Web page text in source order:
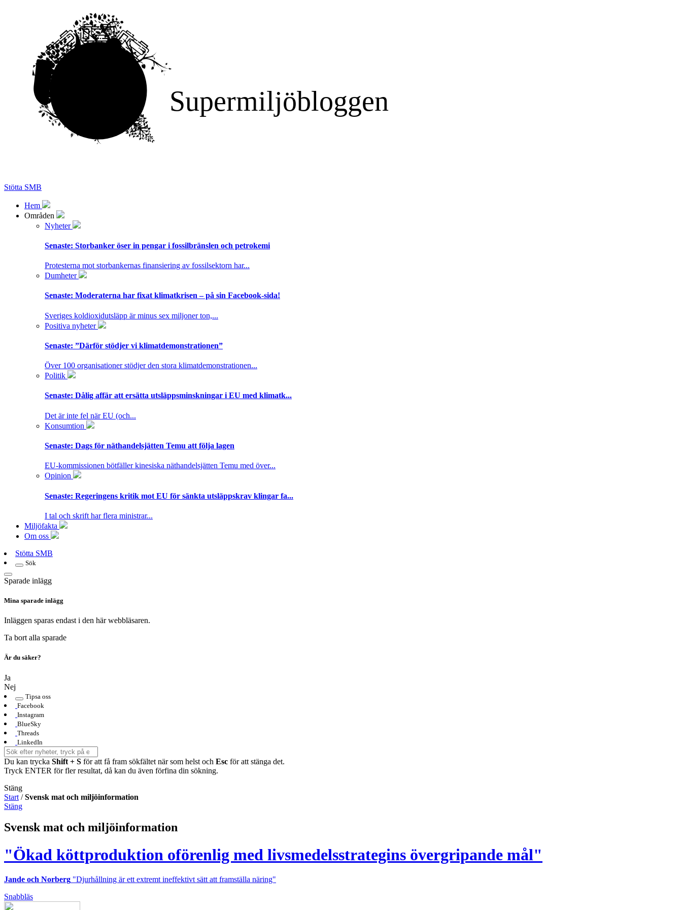
Supermiljöbloggen
Stötta SMB
Hem
Områden
Nyheter
Senaste: Storbanker öser in pengar i fossilbränslen och petrokemi
Protesterna mot storbankernas finansiering av fossilsektorn har...
Dumheter
Senaste: Moderaterna har fixat klimatkrisen – på sin Facebook-sida!
Sveriges koldioxidutsläpp är minus sex miljoner ton,...
Positiva nyheter
Senaste: ”Därför stödjer vi klimatdemonstrationen”
Över 100 organisationer stödjer den stora klimatdemonstrationen...
Politik
Senaste: Dålig affär att ersätta utsläppsminskningar i EU med klimatk...
Det är inte fel när EU (och...
Konsumtion
Senaste: Dags för näthandelsjätten Temu att följa lagen
EU-kommissionen bötfäller kinesiska näthandelsjätten Temu med över...
Opinion
Senaste: Regeringens kritik mot EU för sänkta utsläppskrav klingar fa...
I tal och skrift har flera ministrar...
Miljöfakta
Om oss
Stötta SMB
Sök
Sparade inlägg
Mina sparade inlägg
Inläggen sparas endast i den här webbläsaren.
Ta bort alla sparade
Är du säker?
Ja
Nej
Tipsa oss
Facebook
Instagram
BlueSky
Threads
LinkedIn
Du kan trycka Shift + S för att få fram sökfältet när som helst och Esc för att stänga det.
Tryck ENTER för fler resultat, då kan du även förfina din sökning.
Stäng
Start /Svensk mat och miljöinformation
Stäng
Svensk mat och miljöinformation
"Ökad köttproduktion oförenlig med livsmedelsstrategins övergripande mål"
Jande och Norberg "Djurhållning är ett extremt ineffektivt sätt att framställa näring"
Snabbläs